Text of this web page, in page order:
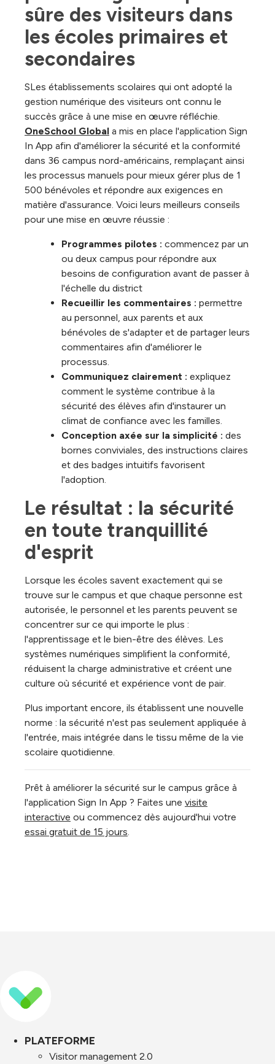
sûre des visiteurs dans
les écoles primaires et
secondaires
SLes établissements scolaires qui ont adopté la
gestion numérique des visiteurs ont connu le
succès grâce à une mise en œuvre réfléchie.
OneSchool Global a mis en place l'application Sign
In App afin d'améliorer la sécurité et la conformité
dans 36 campus nord-américains, remplaçant ainsi
les processus manuels pour mieux gérer plus de 1
500 bénévoles et répondre aux exigences en
matière d'assurance. Voici leurs meilleurs conseils
pour une mise en œuvre réussie :
Programmes pilotes : commencez par un
ou deux campus pour répondre aux
besoins de configuration avant de passer à
l'échelle du district
Recueillir les commentaires : permettre
au personnel, aux parents et aux
bénévoles de s'adapter et de partager leurs
commentaires afin d'améliorer le
processus.
Communiquez clairement : expliquez
comment le système contribue à la
sécurité des élèves afin d'instaurer un
climat de confiance avec les familles.
Conception axée sur la simplicité : des
bornes conviviales, des instructions claires
et des badges intuitifs favorisent
l'adoption.
Le résultat : la sécurité
en toute tranquillité
d'esprit
Lorsque les écoles savent exactement qui se
trouve sur le campus et que chaque personne est
autorisée, le personnel et les parents peuvent se
concentrer sur ce qui importe le plus :
l'apprentissage et le bien-être des élèves. Les
systèmes numériques simplifient la conformité,
réduisent la charge administrative et créent une
culture où sécurité et expérience vont de pair.
Plus important encore, ils établissent une nouvelle
norme : la sécurité n'est pas seulement appliquée à
l'entrée, mais intégrée dans le tissu même de la vie
scolaire quotidienne.
Prêt à améliorer la sécurité sur le campus grâce à
l'application Sign In App ? Faites une visite
interactive ou commencez dès aujourd'hui votre
essai gratuit de 15 jours.
PLATEFORME
Visitor management 2.0